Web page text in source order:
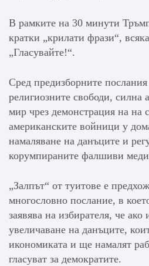
В рамките на 30 минути
кратки „крилати фрази“,
„Гласувайте!“.
Сред предизборните
религиозните свободи, силна
мир чрез демонстрация на на
американските войници у
намаляване на данъците и
корумпираните фалшиви
„Залпът“ от туитове е
многословно послание, в
заявява на избирателя, че ако
увеличаване на данъците,
икономиката и ще намалят
гласуват за демократите.